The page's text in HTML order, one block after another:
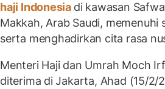
haji Indonesia di kawasan
Makkah, Arab Saudi, memenuhi
serta menghadirkan cita rasa
Menteri Haji dan Umrah Moch
diterima di Jakarta, Ahad (15/